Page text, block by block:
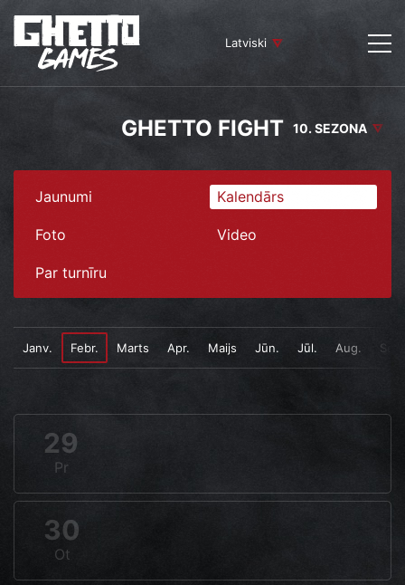
Latviski
GHETTO FIGHT 10. SEZONA
Jaunumi Kalendārs
Foto Video
Par turnīru
Janv. Febr. Marts Apr. Maijs Jūn. Jūl. Aug.
29
Pr
30
Ot